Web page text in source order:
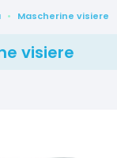
Mascherine visiere
visiere